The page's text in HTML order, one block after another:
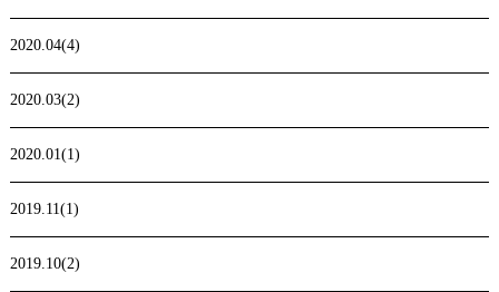
2020.04(4)
2020.03(2)
2020.01(1)
2019.11(1)
2019.10(2)